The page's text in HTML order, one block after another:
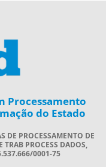
Processamento
do Estado
DE PROCESSAMENTO DE
PROCESS DADOS,
0001-75